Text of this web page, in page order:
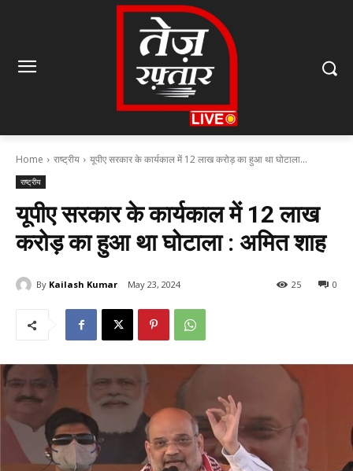
Home राष्ट्रीय यूपीए सरकार के कार्यकाल में 12 लाख करोड़ का हुआ था घोटाला...
राष्ट्रीय
यूपीए सरकार के कार्यकाल में 12 लाख
करोड़ का हुआ था घोटाला : अमित शाह
By Kailash Kumar May 23, 2024 0
25